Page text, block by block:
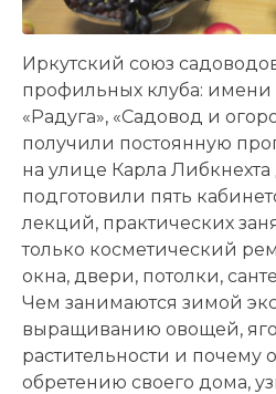
Иркутский союз
профильных клуба: имени
«Радуга», «Садовод и
получили постоянную
на улице Карла
подготовили пять
лекций, практических
только косметический
окна, двери, потолки,
Чем занимаются зимой
выращиванию овощей,
растительности и почему
обретению своего дома,